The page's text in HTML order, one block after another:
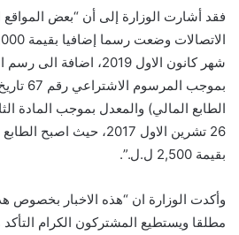
فقد أشارت الوزارة إلى أن “بعض المواقع
شهر كانون الاول 2019،
26 تشرين الاول 2017، حيث
بقيمة 2,500 ل.ل.”.
وأكدت الوزارة ان “هذه الاخبار بخصوص
مطلقا ويستطيع المشتركون الكرام